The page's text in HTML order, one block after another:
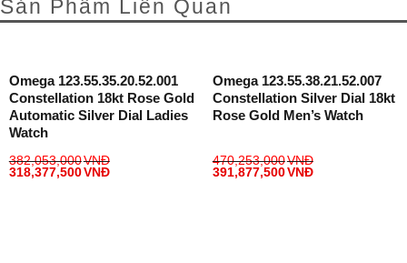
Sản Phẩm Liên Quan
Omega 123.55.35.20.52.001
Constellation 18kt Rose Gold
Automatic Silver Dial Ladies
Watch
382,053,000VNĐ
318,377,500VNĐ
Omega 123.55.38.21.52.007
Constellation Silver Dial 18kt
Rose Gold Men’s Watch
470,253,000VNĐ
391,877,500VNĐ